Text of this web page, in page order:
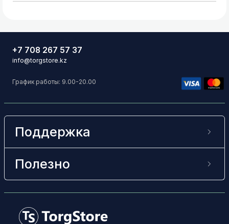
Поддержка
Полезно
+7 708 267 57 37
info@torgstore.kz
График работы: 9.00-20.00